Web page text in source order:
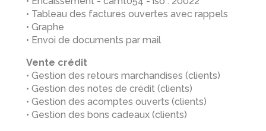
• Tableau des factures ouvertes avec rappels
• Graphe
• Envoi de documents par mail
Vente crédit
• Gestion des retours marchandises (clients)
• Gestion des notes de crédit (clients)
• Gestion des acomptes ouverts (clients)
• Gestion des bons cadeaux (clients)